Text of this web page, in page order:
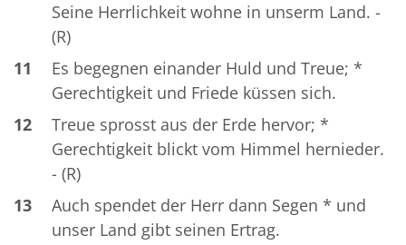
Seine Herrlichkeit wohne in unserm Land. -
(R)
11
Es begegnen einander Huld und Treue; *
Gerechtigkeit und Friede küssen sich.
12
Treue sprosst aus der Erde hervor; *
Gerechtigkeit blickt vom Himmel hernieder.
- (R)
13
Auch spendet der Herr dann Segen * und
unser Land gibt seinen Ertrag.